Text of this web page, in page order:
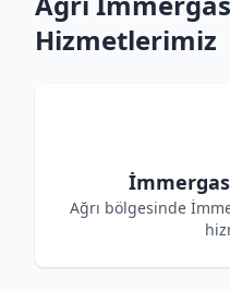
Hizmetlerimiz
Ağrı bölgesinde